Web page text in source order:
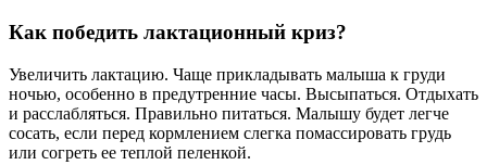
Как победить лактационный криз?
Увеличить лактацию. Чаще прикладывать малыша к груди
ночью, особенно в предутренние часы. Высыпаться. Отдыхать
и расслабляться. Правильно питаться. Малышу будет легче
сосать, если перед кормлением слегка помассировать грудь
или согреть ее теплой пеленкой.